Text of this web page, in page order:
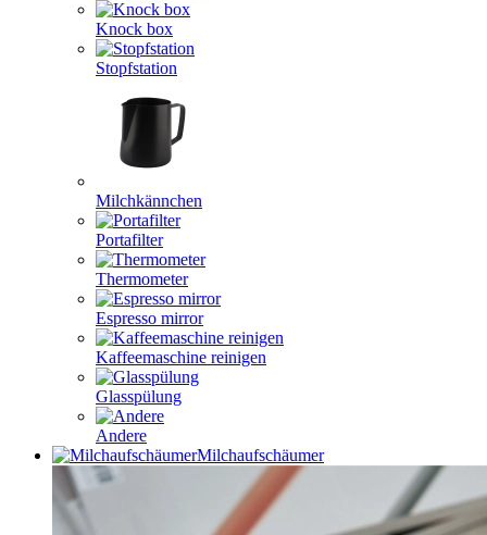
Knock box
Stopfstation
Milchkännchen
Portafilter
Thermometer
Espresso mirror
Kaffeemaschine reinigen
Glasspülung
Andere
Milchaufschäumer